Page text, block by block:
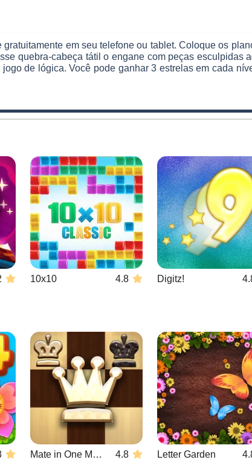
em seu telefone ou tablet. Coloque os
quebra-cabeça tátil o engane com peças esculpidas
de lógica. Você pode ganhar 3 estrelas em cada
10x10 4.8 Digitz!
Mate in One Move 4.8 Letter Garden